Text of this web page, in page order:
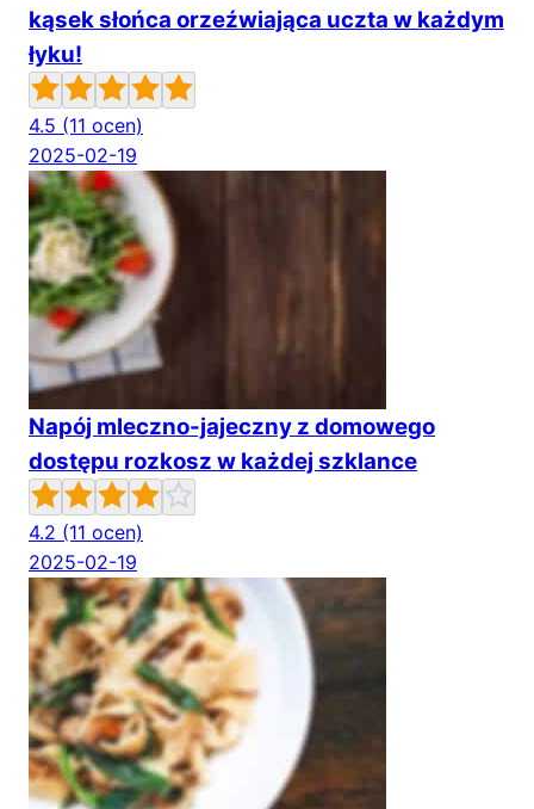
kąsek słońca orzeźwiająca uczta w każdym
łyku!
4.5 (11 ocen)
2025-02-19
Napój mleczno-jajeczny z domowego
dostępu rozkosz w każdej szklance
4.2 (11 ocen)
2025-02-19